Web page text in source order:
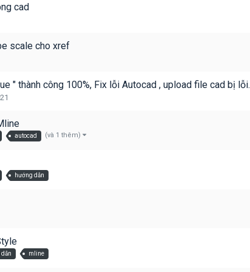
cad
scale cho xref
" thành công 100%, Fix lỗi Autocad , upload file cad bị lỗi.
autocad (và 1 thêm)
hướng dẫn
dẫn mline